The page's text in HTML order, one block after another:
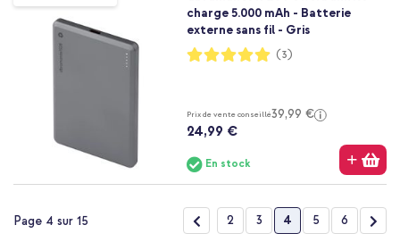
charge 5.000 mAh - Batterie
externe sans fil - Gris
Notation:
100%
(3)
Prix de vente conseillé39,99 €
24,99 €
En stock
Page 4 sur 15 PagePage
Précédent
Page
2 Page
3 Vous lisez
4 Page
5 Page
6